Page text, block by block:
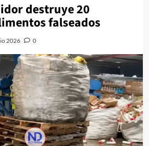
destruye 20
falseados
2026 0